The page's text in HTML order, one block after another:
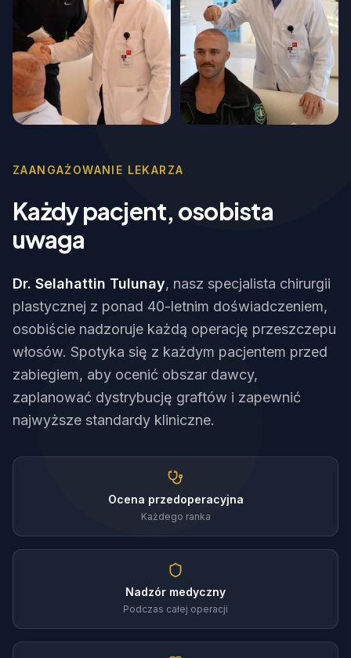
ZAANGAŻOWANIE LEKARZA
Każdy pacjent, osobista
uwaga
Dr. Selahattin Tulunay, nasz specjalista chirurgii
plastycznej z ponad 40-letnim doświadczeniem,
osobiście nadzoruje każdą operację przeszczepu
włosów. Spotyka się z każdym pacjentem przed
zabiegiem, aby ocenić obszar dawcy,
zaplanować dystrybucję graftów i zapewnić
najwyższe standardy kliniczne.
Ocena przedoperacyjna
Każdego ranka
Nadzór medyczny
Podczas całej operacji